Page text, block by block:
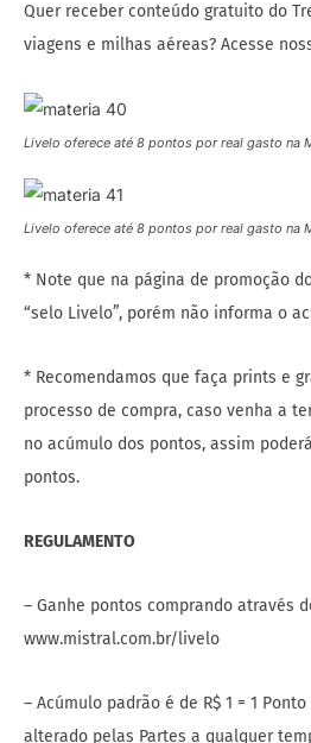
Quer receber conteúdo gratuito do
viagens e milhas aéreas? Acesse
Livelo oferece até 8 pontos por real gasto na
Livelo oferece até 8 pontos por real gasto na
* Note que na página de promoção
“selo Livelo”, porém não informa o
* Recomendamos que faça prints e
processo de compra, caso venha a
no acúmulo dos pontos, assim
pontos.
REGULAMENTO
– Ganhe pontos comprando através
www.mistral.com.br/livelo
– Acúmulo padrão é de R$ 1 = 1
alterado pelas Partes a qualquer